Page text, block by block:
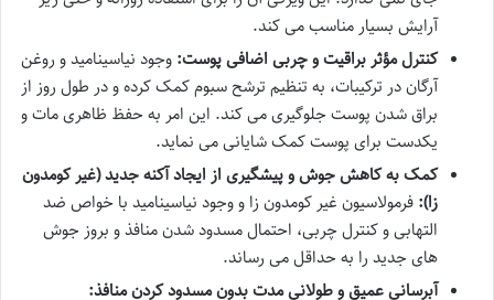
آرایش بسیار مناسب می کند.
کنترل مؤثر براقیت و چربی اضافی پوست: وجود نیاسینامید و روغن
آرگان در ترکیبات، به تنظیم ترشح سبوم کمک کرده و در طول روز از
براق شدن پوست جلوگیری می کند. این امر به حفظ ظاهری مات و
یکدست برای پوست کمک شایانی می نماید.
کمک به کاهش جوش و پیشگیری از ایجاد آکنه جدید (غیر کومدون
زا): فرمولاسیون غیر کومدون زا و وجود نیاسینامید با خواص ضد
التهابی و کنترل چربی، احتمال مسدود شدن منافذ و بروز جوش
های جدید را به حداقل می رساند.
آبرسانی عمیق و طولانی مدت بدون مسدود کردن منافذ: